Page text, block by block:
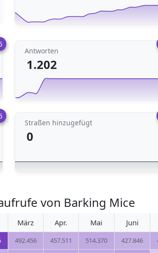
Antworten
1.202
Straßen hinzugefügt
0
von Barking Mice
März Apr. Mai Juni
492.456 457.511 514.370 427.846